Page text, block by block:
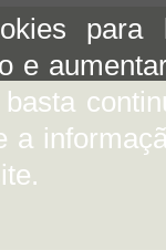
para
e
basta
a